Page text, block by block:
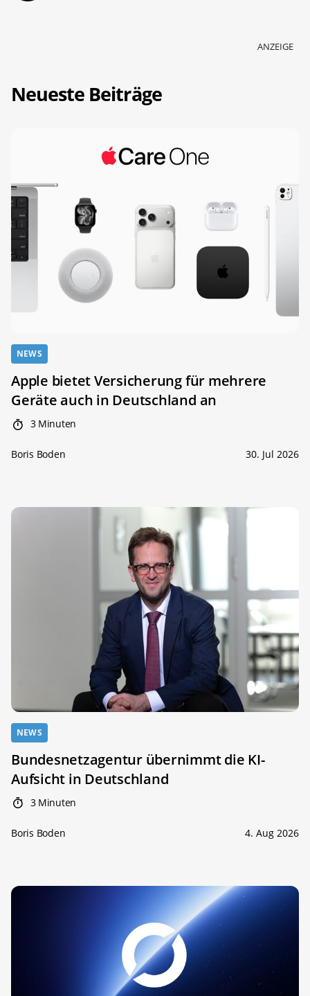
ANZEIGE
Neueste Beiträge
NEWS
Apple bietet Versicherung für mehrere
Geräte auch in Deutschland an
3 Minuten
Boris Boden 30. Jul 2026
NEWS
Bundesnetzagentur übernimmt die KI-
Aufsicht in Deutschland
3 Minuten
Boris Boden 4. Aug 2026